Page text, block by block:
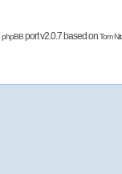
phpBBport v2.0.7 based onTom